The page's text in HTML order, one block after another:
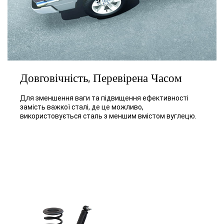
Довговічність, Перевірена Часом
Для зменшення ваги та підвищення ефективності
замість важкої сталі, де це можливо,
використовується сталь з меншим вмістом вуглецю.